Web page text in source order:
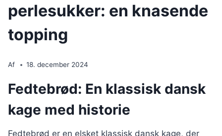
perlesukker: en knasende
topping
Af 18. december 2024
Fedtebrød: En klassisk dansk
kage med historie
Fedtebrød er en elsket klassisk dansk kage, der